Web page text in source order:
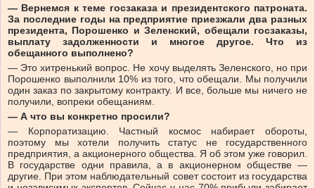
— Вернемся к теме госзаказа и президентского патроната.
За последние годы на предприятие приезжали два разных
президента, Порошенко и Зеленский, обещали госзаказы,
выплату задолженности и многое другое. Что из
обещанного выполнено?
— Это хитренький вопрос. Не хочу выделять Зеленского, но при
Порошенко выполнили 10% из того, что обещали. Мы получили
один заказ по закрытому контракту. И все, больше мы ничего не
получили, вопреки обещаниям.
— А что вы конкретно просили?
— Корпоратизацию. Частный космос набирает обороты,
поэтому мы хотели получить статус не государственного
предприятия, а акционерного общества. Я об этом уже говорил.
В государстве одни правила, а в акционерном обществе —
другие. При этом наблюдательный совет состоит из государства